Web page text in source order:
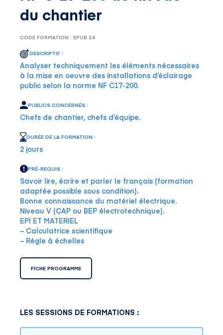
du chantier
CODE FORMATION : EPUB 24
DESCRIPTIF :
Analyser techniquement les éléments nécessaires
à la mise en oeuvre des installations d’éclairage
public selon la norme NF C17-200.
PUBLICS CONCERNÉS :
Chefs de chantier, chefs d’équipe.
DURÉE DE LA FORMATION :
2 jours
PRÉ-REQUIS :
Savoir lire, écrire et parler le français (formation
adaptée possible sous condition).
Bonne connaissance du matériel électrique.
Niveau V (CAP ou BEP électrotechnique).
EPI ET MATERIEL
− Calculatrice scientifique
− Règle à échelles
FICHE PROGRAMME
LES SESSIONS DE FORMATIONS :